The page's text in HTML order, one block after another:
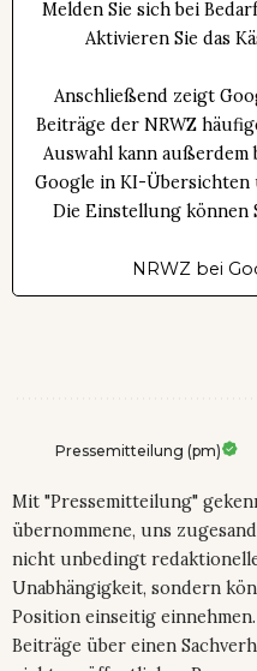
Melden Sie sich bei
Aktivieren Sie das
Anschließend zeigt
Beiträge der NRWZ
Auswahl kann außerdem
Google in KI-
Die Einstellung können
NRWZ bei
Pressemitteilung (pm)
Mit "Pressemitteilung"
übernommene, uns
nicht unbedingt
Unabhängigkeit, sondern
Position einseitig
Beiträge über einen